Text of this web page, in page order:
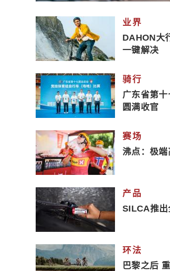
业界
DAHON大
一键解决
骑行
广东省第十
圆满收官
赛场
沸点：极
产品
SILCA推
环法
巴黎之后